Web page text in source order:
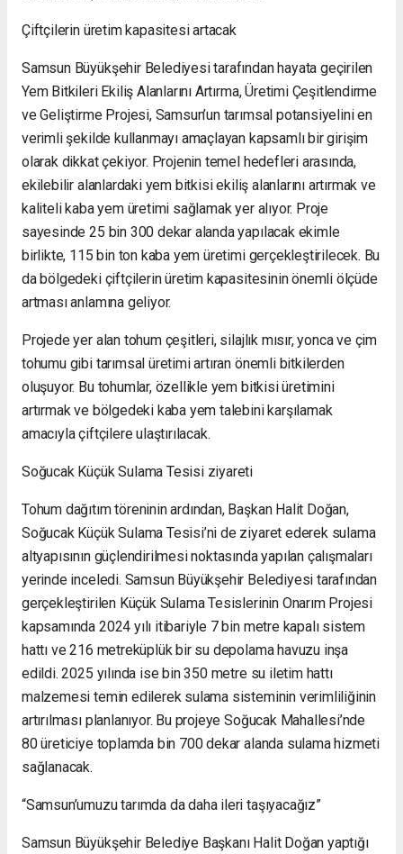
Çiftçilerin üretim kapasitesi artacak
Samsun Büyükşehir Belediyesi tarafından hayata geçirilen
Yem Bitkileri Ekiliş Alanlarını Artırma, Üretimi Çeşitlendirme
ve Geliştirme Projesi, Samsun’un tarımsal potansiyelini en
verimli şekilde kullanmayı amaçlayan kapsamlı bir girişim
olarak dikkat çekiyor. Projenin temel hedefleri arasında,
ekilebilir alanlardaki yem bitkisi ekiliş alanlarını artırmak ve
kaliteli kaba yem üretimi sağlamak yer alıyor. Proje
sayesinde 25 bin 300 dekar alanda yapılacak ekimle
birlikte, 115 bin ton kaba yem üretimi gerçekleştirilecek. Bu
da bölgedeki çiftçilerin üretim kapasitesinin önemli ölçüde
artması anlamına geliyor.
Projede yer alan tohum çeşitleri, silajlık mısır, yonca ve çim
tohumu gibi tarımsal üretimi artıran önemli bitkilerden
oluşuyor. Bu tohumlar, özellikle yem bitkisi üretimini
artırmak ve bölgedeki kaba yem talebini karşılamak
amacıyla çiftçilere ulaştırılacak.
Soğucak Küçük Sulama Tesisi ziyareti
Tohum dağıtım töreninin ardından, Başkan Halit Doğan,
Soğucak Küçük Sulama Tesisi’ni de ziyaret ederek sulama
altyapısının güçlendirilmesi noktasında yapılan çalışmaları
yerinde inceledi. Samsun Büyükşehir Belediyesi tarafından
gerçekleştirilen Küçük Sulama Tesislerinin Onarım Projesi
kapsamında 2024 yılı itibariyle 7 bin metre kapalı sistem
hattı ve 216 metreküplük bir su depolama havuzu inşa
edildi. 2025 yılında ise bin 350 metre su iletim hattı
malzemesi temin edilerek sulama sisteminin verimliliğinin
artırılması planlanıyor. Bu projeye Soğucak Mahallesi’nde
80 üreticiye toplamda bin 700 dekar alanda sulama hizmeti
sağlanacak.
“Samsun’umuzu tarımda da daha ileri taşıyacağız”
Samsun Büyükşehir Belediye Başkanı Halit Doğan yaptığı